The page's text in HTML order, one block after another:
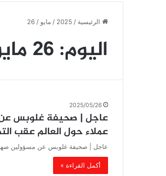
الرئيسية /
2025
/ مايو /
26
اليوم: 26 مايو، 2025
2025/05/26
‏عاجل | صحيفة غلوبس عن
عملاء حول العالم عقب
‏عاجل | صحيفة غلوبس عن مسؤولين
أكمل القراءة »